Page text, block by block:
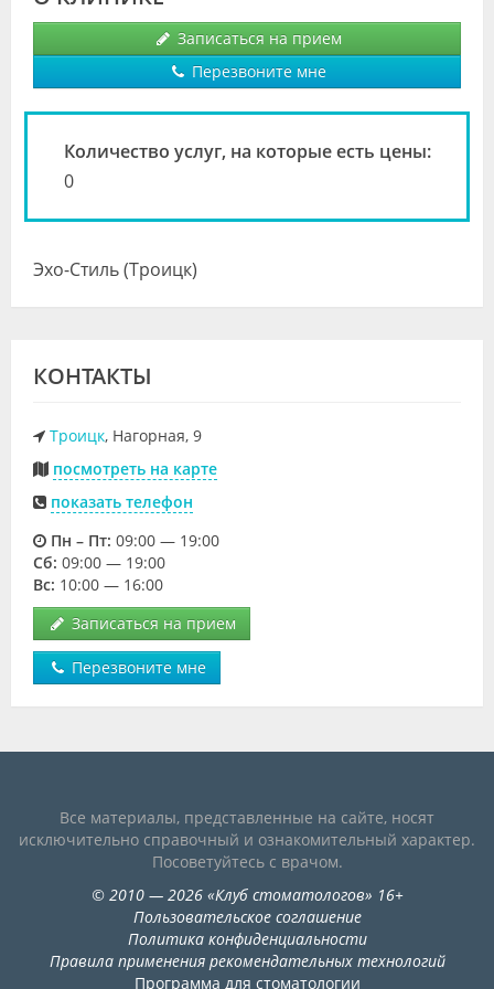
Видео
Клиники
Специалисты
Записаться на прием
Перезвоните мне
Количество услуг, на которые есть цены:
0
Эхо-Стиль (Троицк)
КОНТАКТЫ
Троицк, Нагорная, 9
посмотреть на карте
показать телефон
Пн – Пт: 09:00 — 19:00
Cб: 09:00 — 19:00
Вс: 10:00 — 16:00
Записаться на прием
Перезвоните мне
Все материалы, представленные на сайте, носят
исключительно справочный и ознакомительный характер.
Посоветуйтесь с врачом.
© 2010— 2026«Клуб стоматологов» 16+
Пользовательское соглашение
Политика конфиденциальности
Правила применения рекомендательных технологий
Программа для стоматологии